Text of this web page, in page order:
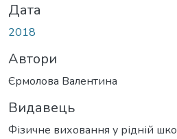
Дата
2018
Автори
Єрмолова Валентина
Видавець
Фізичне виховання у рідній